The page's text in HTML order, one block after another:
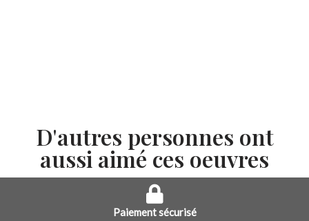
D'autres personnes ont
aussi aimé ces oeuvres
Paiement sécurisé